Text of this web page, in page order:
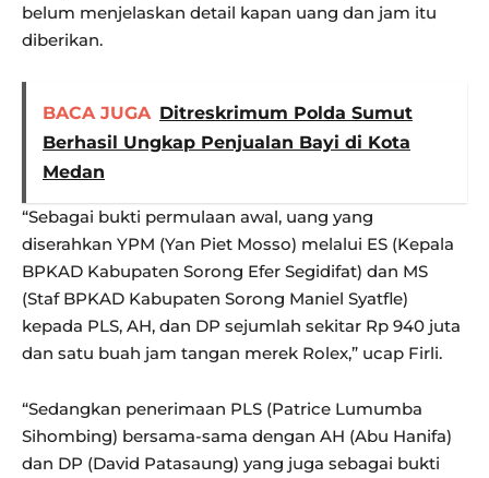
belum menjelaskan detail kapan uang dan jam itu
diberikan.
BACA JUGA Ditreskrimum Polda Sumut
Berhasil Ungkap Penjualan Bayi di Kota
Medan
“Sebagai bukti permulaan awal, uang yang
diserahkan YPM (Yan Piet Mosso) melalui ES (Kepala
BPKAD Kabupaten Sorong Efer Segidifat) dan MS
(Staf BPKAD Kabupaten Sorong Maniel Syatfle)
kepada PLS, AH, dan DP sejumlah sekitar Rp 940 juta
dan satu buah jam tangan merek Rolex,” ucap Firli.
“Sedangkan penerimaan PLS (Patrice Lumumba
Sihombing) bersama-sama dengan AH (Abu Hanifa)
dan DP (David Patasaung) yang juga sebagai bukti